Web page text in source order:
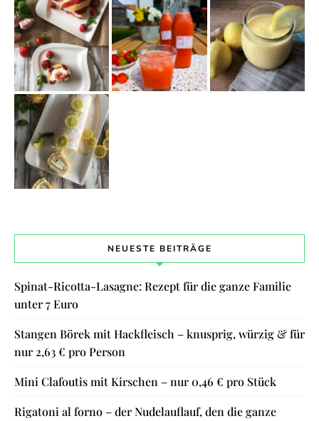
NEUESTE BEITRÄGE
Spinat-Ricotta-Lasagne: Rezept für die ganze Familie
unter 7 Euro
Stangen Börek mit Hackfleisch – knusprig, würzig & für
nur 2,63 € pro Person
Mini Clafoutis mit Kirschen – nur 0,46 € pro Stück
Rigatoni al forno – der Nudelauflauf, den die ganze